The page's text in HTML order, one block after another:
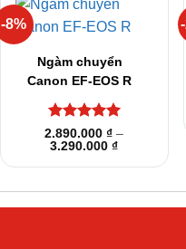
-8% +
Ngàm chuyển
Canon EF-EOS R
Được xếp
hạng55
2.890.000₫ –
3.290.000₫Khoảng
từ
đến
3.290.000 ₫